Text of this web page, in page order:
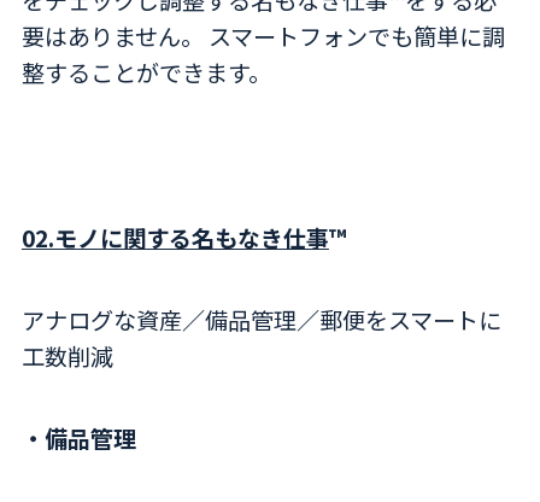
要はありません。 スマートフォンでも簡単に調
整することができます。
02.モノに関する名もなき仕事™
アナログな資産／備品管理／郵便をスマートに
工数削減
・備品管理